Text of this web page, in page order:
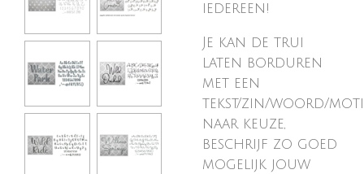
iedereen!
Je kan de trui
laten borduren
met een
tekst/zin/woord/
naar keuze,
beschrijf zo goed
mogelijk jouw